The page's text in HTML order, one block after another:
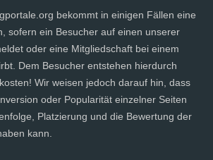
bekommt in einigen Fällen eine
sofern ein Besucher auf einen unserer
oder eine Mitgliedschaft bei einem
Dem Besucher entstehen hierdurch
Wir weisen jedoch darauf hin, dass
oder Popularität einzelner Seiten
Platzierung und die Bewertung der
kann.